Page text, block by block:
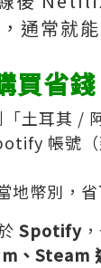
，通常就
買省錢
土耳其 /
帳號
地幣別，省
Spotify
、Steam